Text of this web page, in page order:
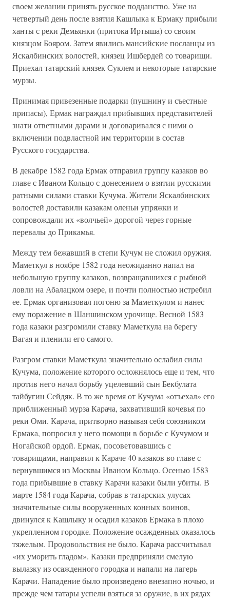
своем желании принять русское подданство. Уже на
четвертый день после взятия Кашлыка к Ермаку прибыли
ханты с реки Демьянки (притока Иртыша) со своим
князцом Бояром. Затем явились мансийские посланцы из
Яскалбинских волостей, князец Ишбердей со товарищи.
Приехал татарский князек Суклем и некоторые татарские
мурзы.
Принимая привезенные подарки (пушнину и съестные
припасы), Ермак награждал прибывших представителей
знати ответными дарами и договаривался с ними о
включении подвластной им территории в состав
Русского государства.
В декабре 1582 года Ермак отправил группу казаков во
главе с Иваном Кольцо с донесением о взятии русскими
ратными силами ставки Кучума. Жители Яскалбинских
волостей доставили казакам оленьи упряжки и
сопровождали их «волчьей» дорогой через горные
перевалы до Прикамья.
Между тем бежавший в степи Кучум не сложил оружия.
Маметкул в ноябре 1582 года неожиданно напал на
небольшую группу казаков, возвращавшихся с рыбной
ловли на Абалацком озере, и почти полностью истребил
ее. Ермак организовал погоню за Маметкулом и нанес
ему поражение в Шаншинском урочище. Весной 1583
года казаки разгромили ставку Маметкула на берегу
Вагая и пленили его самого.
Разгром ставки Маметкула значительно ослабил силы
Кучума, положение которого осложнялось еще и тем, что
против него начал борьбу уцелевший сын Бекбулата
тайбугин Сейдяк. В то же время от Кучума «отъехал» его
приближенный мурза Карача, захвативший кочевья по
реки Оми. Карача, притворно называя себя союзником
Ермака, попросил у него помощи в борьбе с Кучумом и
Ногайской ордой. Ермак, посоветовавшись с
товарищами, направил к Караче 40 казаков во главе с
вернувшимся из Москвы Иваном Кольцо. Осенью 1583
года прибывшие в ставку Карачи казаки были убиты. В
марте 1584 года Карача, собрав в татарских улусах
значительные силы вооруженных конных воинов,
двинулся к Кашлыку и осадил казаков Ермака в плохо
укрепленном городке. Положение осажденных оказалось
тяжелым. Продовольствия не было. Карача рассчитывал
«их уморить гладом». Казаки предприняли смелую
вылазку из осажденного городка и напали на лагерь
Карачи. Нападение было произведено внезапно ночью, и
прежде чем татары успели взяться за оружие, в их рядах